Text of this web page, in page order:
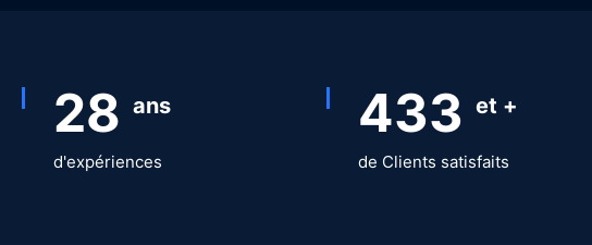
33 ans
d'expériences
500 et +
de Clients satisfaits